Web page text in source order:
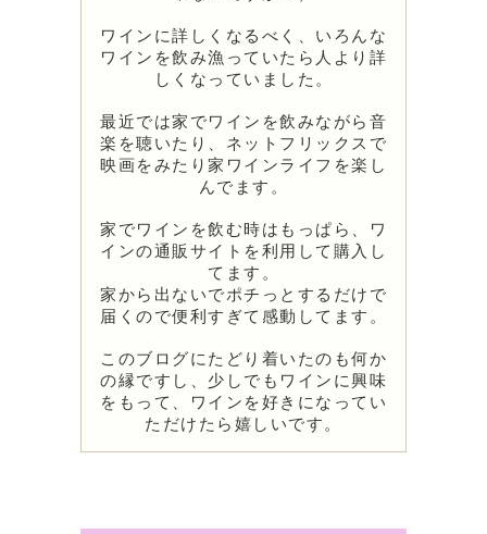
ワインに詳しくなるべく、いろんな
ワインを飲み漁っていたら人より詳
しくなっていました。
最近では家でワインを飲みながら音
楽を聴いたり、ネットフリックスで
映画をみたり家ワインライフを楽し
んでます。
家でワインを飲む時はもっぱら、ワ
インの通販サイトを利用して購入し
てます。
家から出ないでポチっとするだけで
届くので便利すぎて感動してます。
このブログにたどり着いたのも何か
の縁ですし、少しでもワインに興味
をもって、ワインを好きになってい
ただけたら嬉しいです。